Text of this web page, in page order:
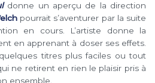
donne un aperçu de la direction
pourrait s’aventurer par la suite
en cours. L’artiste donne la
en apprenant à doser ses effets.
titres plus faciles ou tout
ne retirent en rien le plaisir pris à
ensemble.